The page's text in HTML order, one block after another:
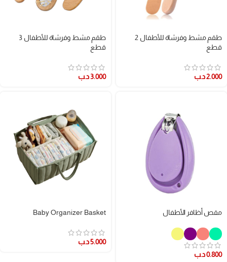
طقم مشط وفرشاة للأطفال 2
قطع
2.000د.ب
طقم مشط وفرشاة للأطفال 3
قطع
3.000د.ب
مقص أظافر الأطفال
0.800د.ب
Baby Organizer Basket
5.000د.ب